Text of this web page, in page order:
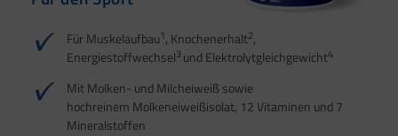
Für Muskelaufbau1, Knochenerhalt2,
Energiestoffwechsel3 und Elektrolytgleichgewicht4
Mit Molken- und Milcheiweiß sowie
hochreinem Molkeneiweißisolat, 12 Vitaminen und 7
Mineralstoffen
1 2
2
1 2